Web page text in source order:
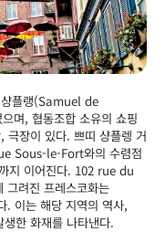
샹플랭(Samuel de
며, 협동조합 소유의 쇼핑
극장이 있다. 쁘띠 샹플렝 거
Sous-le-Fort와의 수렴점
이어진다. 102 rue du
려진 프레스코화는
. 이는 해당 지역의 역사,
한 화재를 나타낸다.